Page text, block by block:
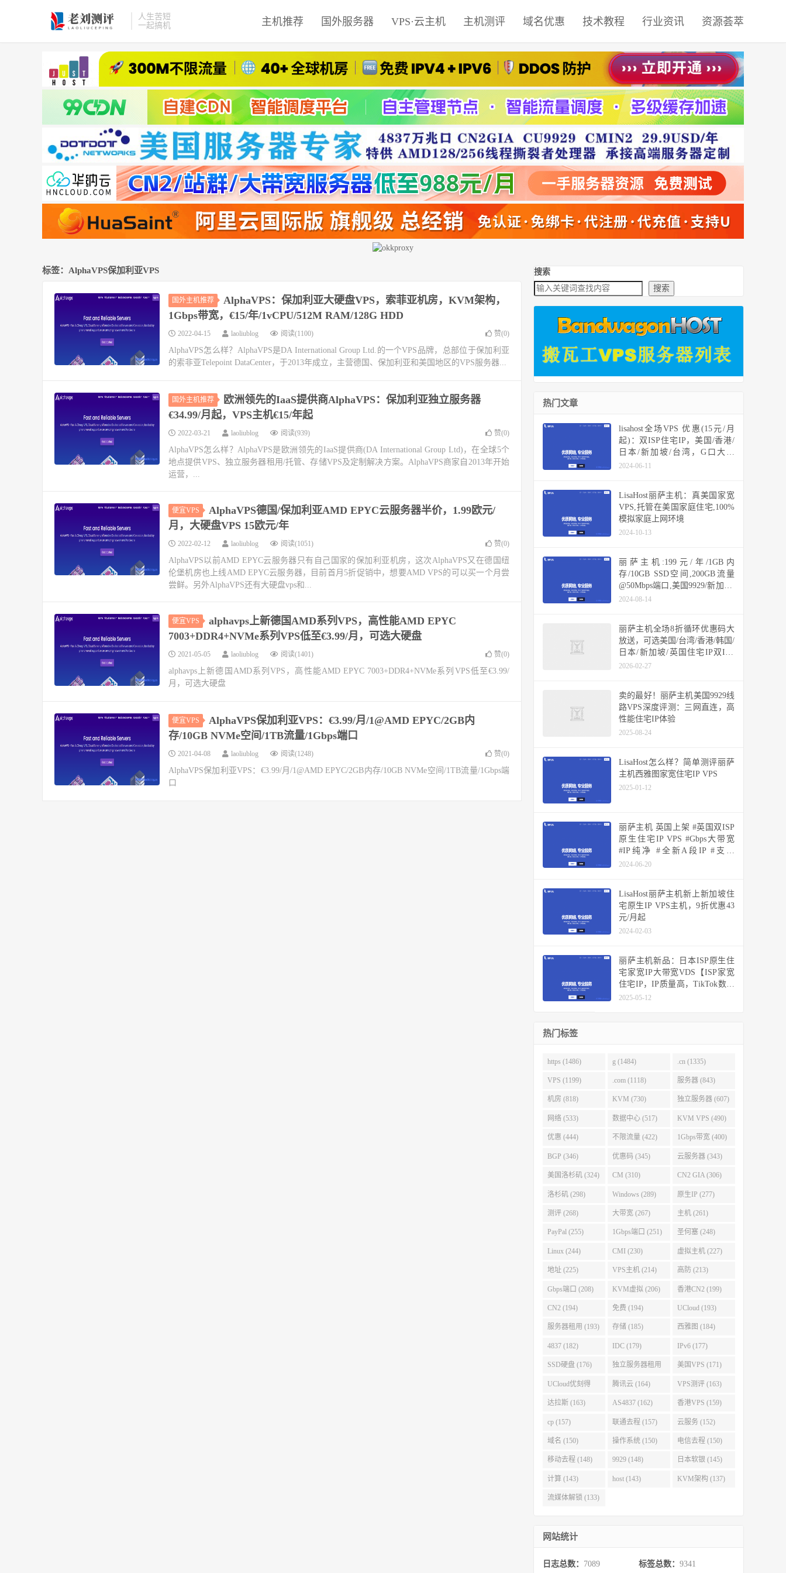
人生苦短
一起搞机
主机推荐 国外服务器 VPS·云主机 主机测评 域名优惠 技术教程 行业资讯 资源荟萃
标签：AlphaVPS保加利亚VPS
国外主机推荐
AlphaVPS：保加利亚大硬盘VPS，索菲亚机房，KVM架构，
1Gbps带宽，€15/年/1vCPU/512M RAM/128G HDD
2022-04-15 laoliublog 阅读(1100) 赞(0)
AlphaVPS怎么样？AlphaVPS是DA International Group Ltd.的一个VPS品牌，总部位于保加利亚
的索非亚Telepoint DataCenter，于2013年成立，主营德国、保加利亚和美国地区的VPS服务器...
国外主机推荐
欧洲领先的IaaS提供商AlphaVPS：保加利亚独立服务器
€34.99/月起，VPS主机€15/年起
2022-03-21 laoliublog 阅读(939) 赞(0)
AlphaVPS怎么样？AlphaVPS是欧洲领先的IaaS提供商(DA International Group Ltd)，在全球5个
地点提供VPS、独立服务器租用/托管、存储VPS及定制解决方案。AlphaVPS商家自2013年开始
运营，...
便宜VPS
AlphaVPS德国/保加利亚AMD EPYC云服务器半价，1.99欧元/
月，大硬盘VPS 15欧元/年
2022-02-12 laoliublog 阅读(1051) 赞(0)
AlphaVPS以前AMD EPYC云服务器只有自己国家的保加利亚机房，这次AlphaVPS又在德国纽
伦堡机房也上线AMD EPYC云服务器，目前首月5折促销中，想要AMD VPS的可以买一个月尝
尝鲜。另外AlphaVPS还有大硬盘vps和...
便宜VPS
alphavps上新德国AMD系列VPS，高性能AMD EPYC
7003+DDR4+NVMe系列VPS低至€3.99/月，可选大硬盘
2021-05-05 laoliublog 阅读(1401) 赞(0)
alphavps上新德国AMD系列VPS，高性能AMD EPYC 7003+DDR4+NVMe系列VPS低至€3.99/
月，可选大硬盘
便宜VPS
AlphaVPS保加利亚VPS：€3.99/月/1@AMD EPYC/2GB内
存/10GB NVMe空间/1TB流量/1Gbps端口
2021-04-08 laoliublog 阅读(1248) 赞(0)
AlphaVPS保加利亚VPS：€3.99/月/1@AMD EPYC/2GB内存/10GB NVMe空间/1TB流量/1Gbps端
口
搜索
搜索
热门文章
lisahost全场VPS 优惠(15元/月
起)：双ISP住宅IP，美国/香港/
日本/新加坡/台湾，G口大带
宽，高端高速线路可选
2024-06-11
LisaHost丽萨主机：真美国家宽
VPS,托管在美国家庭住宅,100%
模拟家庭上网环境
2024-10-13
丽萨主机:199元/年/1GB内
存/10GB SSD空间,200GB流量
@50Mbps端口,美国9929/新加坡/
台湾
2024-08-14
丽萨主机全场8折循环优惠码大
放送，可选美国/台湾/香港/韩国/
日本/新加坡/英国住宅IP双ISP
VPS，多机房原生IP不限流量套
2026-02-27
卖的最好！丽萨主机美国9929线
路VPS深度评测：三网直连，高
性能住宅IP体验
2025-08-24
LisaHost怎么样？简单测评丽萨
主机西雅图家宽住宅IP VPS
2025-01-12
丽萨主机 英国上架 #英国双ISP
原生住宅IP VPS #Gbps大带宽
#IP纯净 #全新A段IP #支持
Tiktok #解锁BBC iPlayer
2024-06-20
LisaHost丽萨主机新上新加坡住
宅原生IP VPS主机，9折优惠43
元/月起
2024-02-03
丽萨主机新品：日本ISP原生住
宅家宽IP大带宽VDS【ISP家宽
住宅IP，IP质量高，TikTok数据
好】
2025-05-12
热门标签
https (1486) g (1484) .cn (1335)
VPS (1199) .com (1118) 服务器 (843)
机房 (818) KVM (730) 独立服务器 (607)
网络 (533) 数据中心 (517) KVM VPS (490)
优惠 (444) 不限流量 (422) 1Gbps带宽 (400)
BGP (346) 优惠码 (345) 云服务器 (343)
美国洛杉矶 (324) CM (310) CN2 GIA (306)
洛杉矶 (298) Windows (289) 原生IP (277)
测评 (268) 大带宽 (267) 主机 (261)
PayPal (255) 1Gbps端口 (251) 圣何塞 (248)
Linux (244) CMI (230) 虚拟主机 (227)
地址 (225) VPS主机 (214) 高防 (213)
Gbps端口 (208) KVM虚拟 (206) 香港CN2 (199)
CN2 (194) 免费 (194) UCloud (193)
服务器租用 (193) 存储 (185) 西雅图 (184)
4837 (182) IDC (179) IPv6 (177)
SSD硬盘 (176) 独立服务器租用
(175)
美国VPS (171)
UCloud优刻得
(168)
腾讯云 (164) VPS测评 (163)
达拉斯 (163) AS4837 (162) 香港VPS (159)
cp (157) 联通去程 (157) 云服务 (152)
域名 (150) 操作系统 (150) 电信去程 (150)
移动去程 (148) 9929 (148) 日本软银 (145)
计算 (143) host (143) KVM架构 (137)
流媒体解锁 (133)
网站统计
日志总数： 7089 标签总数： 9341